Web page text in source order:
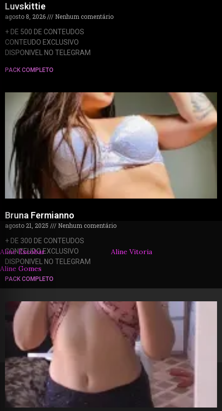
Luvskittie
agosto 8, 2026
Nenhum comentário
+ DE 500 DE CONTEUDOS
CONTEUDO EXCLUSIVO
DISPONIVEL NO TELEGRAM
PACK COMPLETO
Bruna Fermianno
agosto 21, 2025
Nenhum comentário
+ DE 300 DE CONTEUDOS
CONTEUDO EXCLUSIVO
DISPONIVEL NO TELEGRAM
PACK COMPLETO
Aline Escobar
Aline Vitoria
Aline Gomes
© 2026 packzinhos.com.br – Todos os direitos
reservados